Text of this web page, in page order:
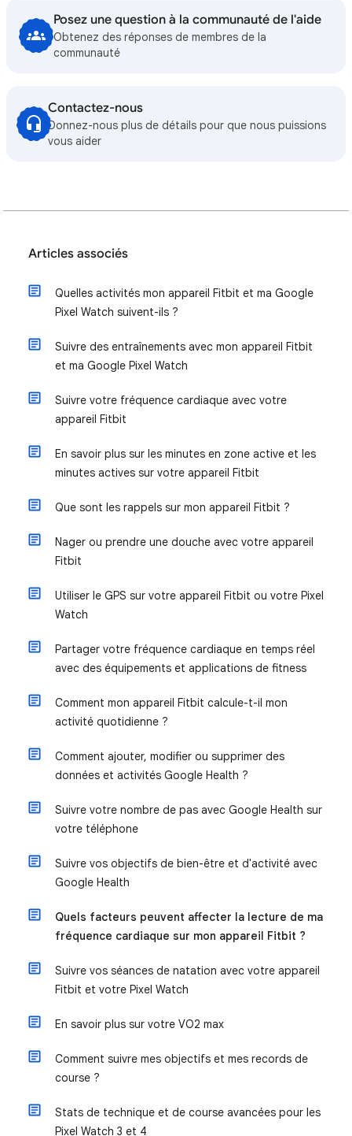
Posez une question à la communauté de l'aide
Obtenez des réponses de membres de la
communauté
Contactez-nous
Donnez-nous plus de détails pour que nous puissions
vous aider
Articles associés
Quelles activités mon appareil Fitbit et ma Google
Pixel Watch suivent-ils ?
Suivre des entraînements avec mon appareil Fitbit
et ma Google Pixel Watch
Suivre votre fréquence cardiaque avec votre
appareil Fitbit
En savoir plus sur les minutes en zone active et les
minutes actives sur votre appareil Fitbit
Que sont les rappels sur mon appareil Fitbit ?
Nager ou prendre une douche avec votre appareil
Fitbit
Utiliser le GPS sur votre appareil Fitbit ou votre Pixel
Watch
Partager votre fréquence cardiaque en temps réel
avec des équipements et applications de fitness
Comment mon appareil Fitbit calcule-t-il mon
activité quotidienne ?
Comment ajouter, modifier ou supprimer des
données et activités Google Health ?
Suivre votre nombre de pas avec Google Health sur
votre téléphone
Suivre vos objectifs de bien-être et d'activité avec
Google Health
Quels facteurs peuvent affecter la lecture de ma
fréquence cardiaque sur mon appareil Fitbit ?
Suivre vos séances de natation avec votre appareil
Fitbit et votre Pixel Watch
En savoir plus sur votre VO2 max
Comment suivre mes objectifs et mes records de
course ?
Stats de technique et de course avancées pour les
Pixel Watch 3 et 4